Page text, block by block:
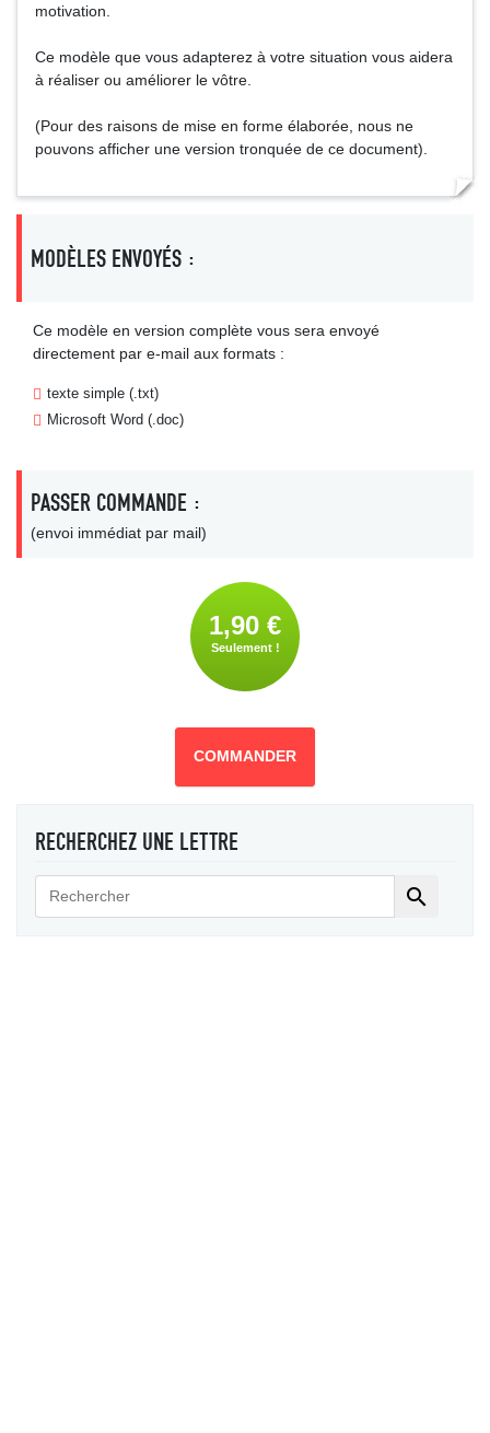
motivation.
Ce modèle que vous adapterez à votre situation vous aidera
à réaliser ou améliorer le vôtre.
(Pour des raisons de mise en forme élaborée, nous ne
pouvons afficher une version tronquée de ce document).
MODÈLES ENVOYÉS :
Ce modèle en version complète vous sera envoyé
directement par e-mail aux formats :
texte simple (.txt)
Microsoft Word (.doc)
PASSER COMMANDE :
(envoi immédiat par mail)
1,90 €
Seulement !
COMMANDER
RECHERCHEZ UNE LETTRE
